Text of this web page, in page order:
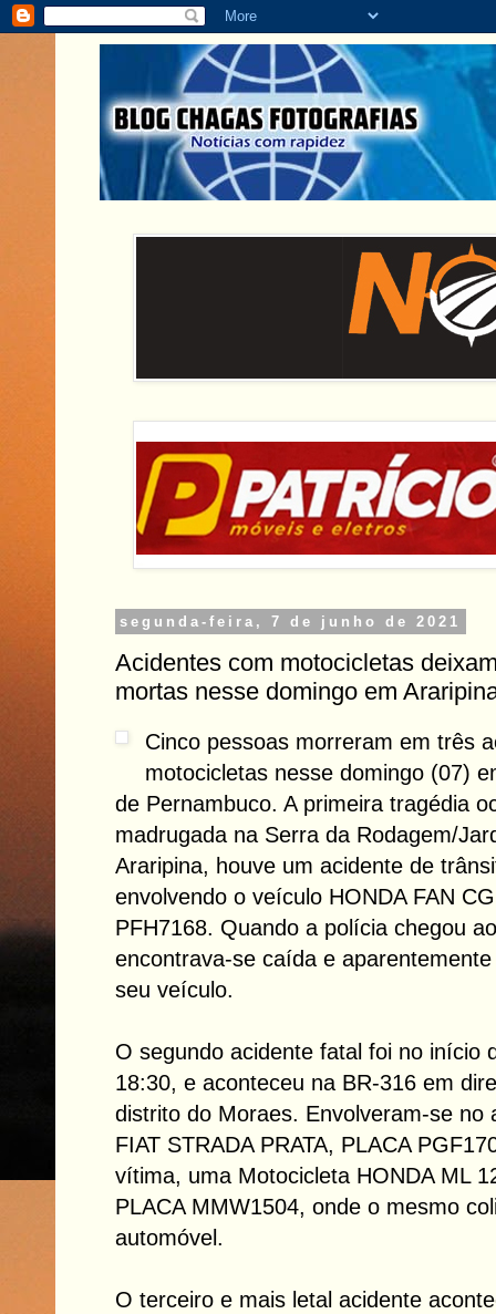
segunda-feira, 7 de junho de 2021
Acidentes com motocicletas
mortas nesse domingo em
Cinco pessoas morreram em três
motocicletas nesse domingo (07)
de Pernambuco. A primeira tragédia
madrugada na Serra da Rodagem/
Araripina, houve um acidente de
envolvendo o veículo HONDA FAN
PFH7168. Quando a polícia chegou
encontrava-se caída e
seu veículo.
O segundo acidente fatal foi no início
18:30, e aconteceu na BR-316 em
distrito do Moraes. Envolveram-se no
FIAT STRADA PRATA, PLACA
vítima, uma Motocicleta HONDA ML
PLACA MMW1504, onde o mesmo
automóvel.
O terceiro e mais letal acidente